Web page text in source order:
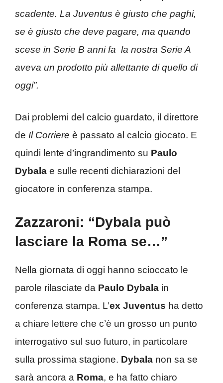
scadente. La Juventus è giusto che paghi,
se è giusto che deve pagare, ma quando
scese in Serie B anni fa la nostra Serie A
aveva un prodotto più allettante di quello di
oggi”.
Dai problemi del calcio guardato, il direttore
de Il Corriere è passato al calcio giocato. E
quindi lente d’ingrandimento su Paulo
Dybala e sulle recenti dichiarazioni del
giocatore in conferenza stampa.
Zazzaroni: “Dybala può
lasciare la Roma se…”
Nella giornata di oggi hanno scioccato le
parole rilasciate da Paulo Dybala in
conferenza stampa. L’ex Juventus ha detto
a chiare lettere che c’è un grosso un punto
interrogativo sul suo futuro, in particolare
sulla prossima stagione. Dybala non sa se
sarà ancora a Roma, e ha fatto chiaro